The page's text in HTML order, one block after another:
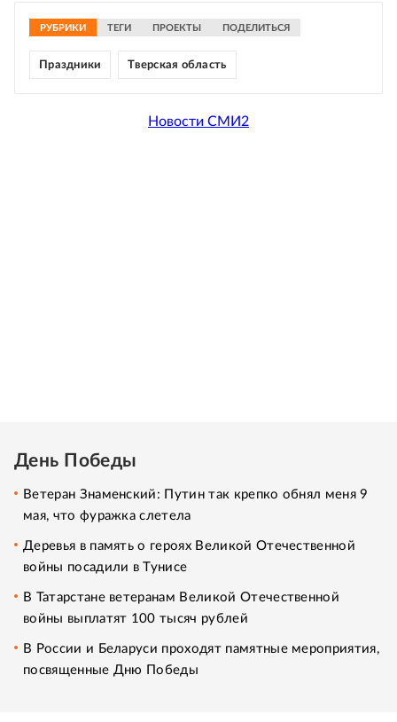
РУБРИКИ ТЕГИ ПРОЕКТЫ ПОДЕЛИТЬСЯ
Праздники Тверская область
Новости СМИ2
День Победы
Ветеран Знаменский: Путин так крепко обнял меня 9
мая, что фуражка слетела
Деревья в память о героях Великой Отечественной
войны посадили в Тунисе
В Татарстане ветеранам Великой Отечественной
войны выплатят 100 тысяч рублей
В России и Беларуси проходят памятные мероприятия,
посвященные Дню Победы